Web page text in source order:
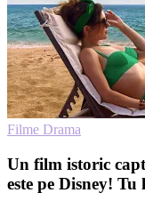
Filme Drama
Un film istoric
este pe Disney! Tu